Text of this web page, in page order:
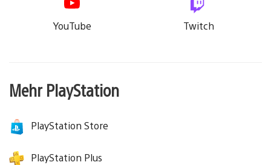
YouTube Twitch
Mehr PlayStation
PlayStation Store
PlayStation Plus